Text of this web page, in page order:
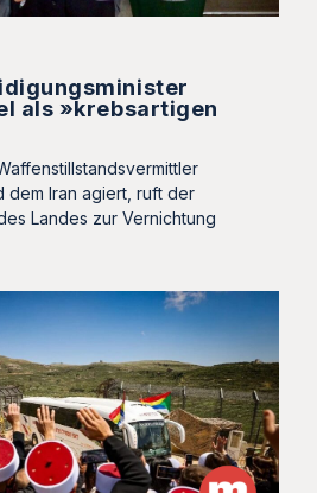
als »krebsartigen
dem Iran agiert, ruft der
Landes zur Vernichtung